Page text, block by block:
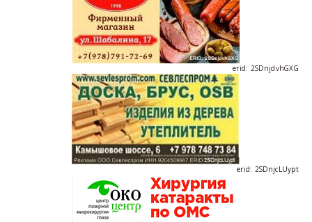
erid: 2SDnjdvhGXG
erid: 2SDnjcLUypt